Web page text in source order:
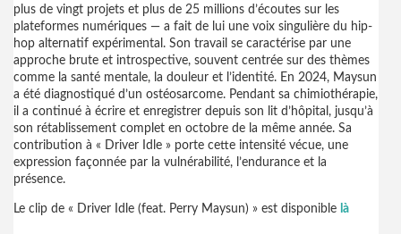
plus de vingt projets et plus de 25 millions d’écoutes sur les
plateformes numériques — a fait de lui une voix singulière du hip-
hop alternatif expérimental. Son travail se caractérise par une
approche brute et introspective, souvent centrée sur des thèmes
comme la santé mentale, la douleur et l’identité. En 2024, Maysun
a été diagnostiqué d’un ostéosarcome. Pendant sa chimiothérapie,
il a continué à écrire et enregistrer depuis son lit d’hôpital, jusqu’à
son rétablissement complet en octobre de la même année. Sa
contribution à « Driver Idle » porte cette intensité vécue, une
expression façonnée par la vulnérabilité, l’endurance et la
présence.
Le clip de « Driver Idle (feat. Perry Maysun) » est disponible là